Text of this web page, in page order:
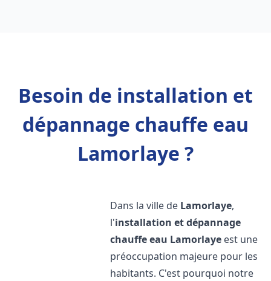
Besoin de installation et
dépannage chauffe eau
Lamorlaye ?
Dans la ville de Lamorlaye,
l'installation et dépannage
chauffe eau Lamorlaye est une
préoccupation majeure pour les
habitants. C'est pourquoi notre